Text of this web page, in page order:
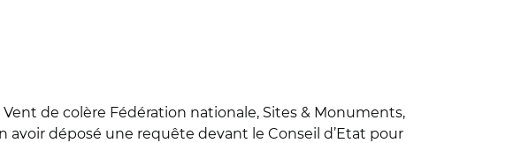
de colère Fédération nationale, Sites & Monuments,
déposé une requête devant le Conseil d’Etat pour